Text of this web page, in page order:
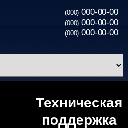
(000) 000-00-00
(000) 000-00-00
(000) 000-00-00
Техническая
поддержка